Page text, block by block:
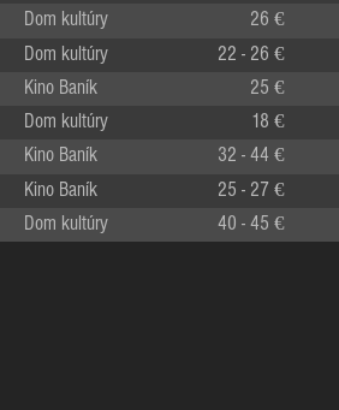
Dom kultúry 26 €
Dom kultúry 22 - 26 €
Kino Baník 25 €
Dom kultúry 18 €
Kino Baník 32 - 44 €
Kino Baník 25 - 27 €
Dom kultúry 40 - 45 €